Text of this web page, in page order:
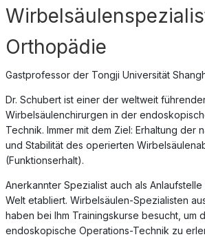
Orthopädie
Gastprofessor der Tongji Universität
Dr. Schubert ist einer der weltweit
Wirbelsäulenchirurgen in der
Technik. Immer mit dem Ziel: Erhaltung der
und Stabilität des operierten
(Funktionserhalt).
Anerkannter Spezialist auch als
Welt etabliert. Wirbelsäulen-Spezialisten
haben bei Ihm Trainingskurse besucht, um
endoskopische Operations-Technik zu